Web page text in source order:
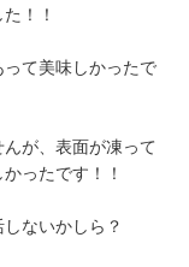
！！
て美味しかったで
が、表面が凍って
ったです！！
ないかしら？